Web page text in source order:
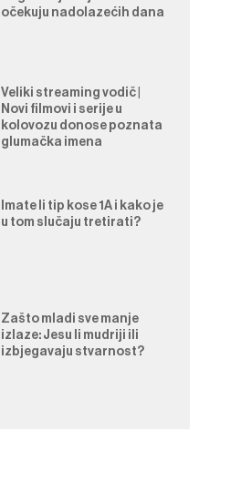
očekuju nadolazećih dana
Veliki streaming vodič |
Novi filmovi i serije u
kolovozu donose poznata
glumačka imena
Imate li tip kose 1A i kako je
u tom slučaju tretirati?
Zašto mladi sve manje
izlaze: Jesu li mudriji ili
izbjegavaju stvarnost?